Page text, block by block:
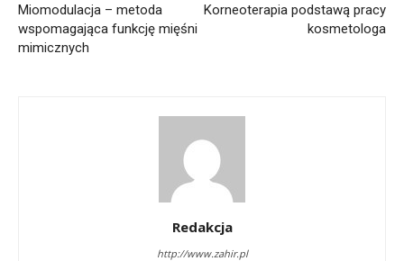
Miomodulacja – metoda
wspomagająca funkcję mięśni
mimicznych
Korneoterapia podstawą pracy
kosmetologa
Redakcja
http://www.zahir.pl